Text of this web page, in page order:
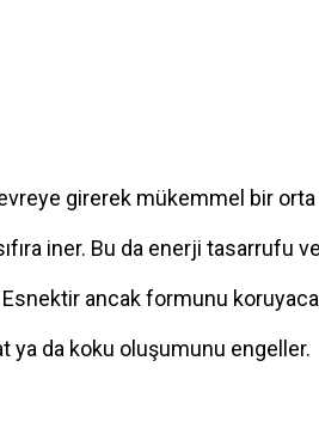
girerek mükemmel bir
iner. Bu da enerji tasarrufu
Esnektir ancak formunu
ya da koku oluşumunu engeller.